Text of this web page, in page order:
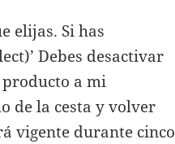
elijas. Si has
Debes desactivar
producto a mi
de la cesta y volver
vigente durante cinco